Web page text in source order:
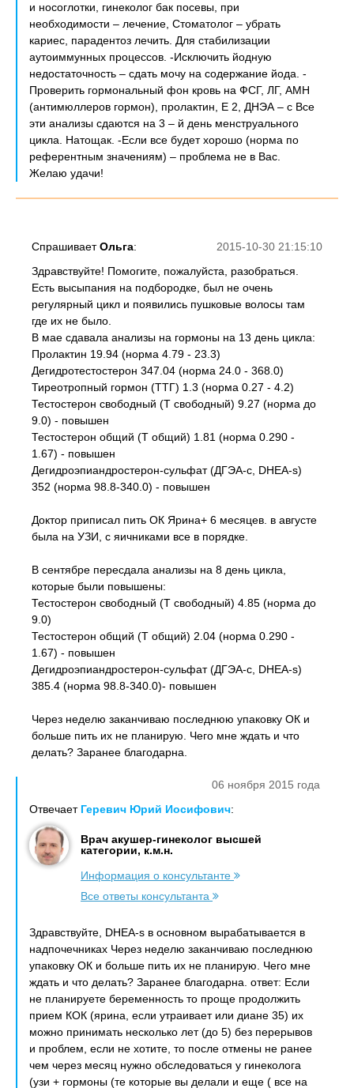
и носоглотки, гинеколог бак посевы, при
необходимости – лечение, Стоматолог – убрать
кариес, парадентоз лечить. Для стабилизации
аутоиммунных процессов. -Исключить йодную
недостаточность – сдать мочу на содержание йода. -
Проверить гормональный фон кровь на ФСГ, ЛГ, АМН
(антимюллеров гормон), пролактин, Е 2, ДНЭА – с Все
эти анализы сдаются на 3 – й день менструального
цикла. Натощак. -Если все будет хорошо (норма по
референтным значениям) – проблема не в Вас.
Желаю удачи!
2015-10-30 21:15:10
СпрашиваетОльга:
Здравствуйте! Помогите, пожалуйста, разобраться.
Есть высыпания на подбородке, был не очень
регулярный цикл и появились пушковые волосы там
где их не было.
В мае сдавала анализы на гормоны на 13 день цикла:
Пролактин 19.94 (норма 4.79 - 23.3)
Дегидротестостерон 347.04 (норма 24.0 - 368.0)
Тиреотропный гормон (ТТГ) 1.3 (норма 0.27 - 4.2)
Тестостерон свободный (Т свободный) 9.27 (норма до
9.0) - повышен
Тестостерон общий (Т общий) 1.81 (норма 0.290 -
1.67) - повышен
Дегидроэпиандростерон-сульфат (ДГЭА-с, DHEA-s)
352 (норма 98.8-340.0) - повышен
Доктор приписал пить ОК Ярина+ 6 месяцев. в августе
была на УЗИ, с яичниками все в порядке.
В сентябре пересдала анализы на 8 день цикла,
которые были повышены:
Тестостерон свободный (Т свободный) 4.85 (норма до
9.0)
Тестостерон общий (Т общий) 2.04 (норма 0.290 -
1.67) - повышен
Дегидроэпиандростерон-сульфат (ДГЭА-с, DHEA-s)
385.4 (норма 98.8-340.0)- повышен
Через неделю заканчиваю последнюю упаковку ОК и
больше пить их не планирую. Чего мне ждать и что
делать? Заранее благодарна.
06 ноября 2015 года
Отвечает Геревич Юрий Иосифович:
Врач акушер-гинеколог высшей
категории, к.м.н.
Информация о консультанте
Все ответы консультанта
Здравствуйте, DHEA-s в основном вырабатывается в
надпочечниках Через неделю заканчиваю последнюю
упаковку ОК и больше пить их не планирую. Чего мне
ждать и что делать? Заранее благодарна. ответ: Если
не планируете беременность то проще продолжить
прием КОК (ярина, если утраивает или диане 35) их
можно принимать несколько лет (до 5) без перерывов
и проблем, если не хотите, то после отмены не ранее
чем через месяц нужно обследоваться у гинеколога
(узи + гормоны (те которые вы делали и еще ( все на